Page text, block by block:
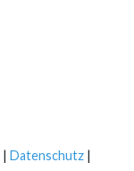
| Datenschutz |